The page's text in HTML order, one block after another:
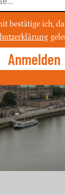
bestätige ich,